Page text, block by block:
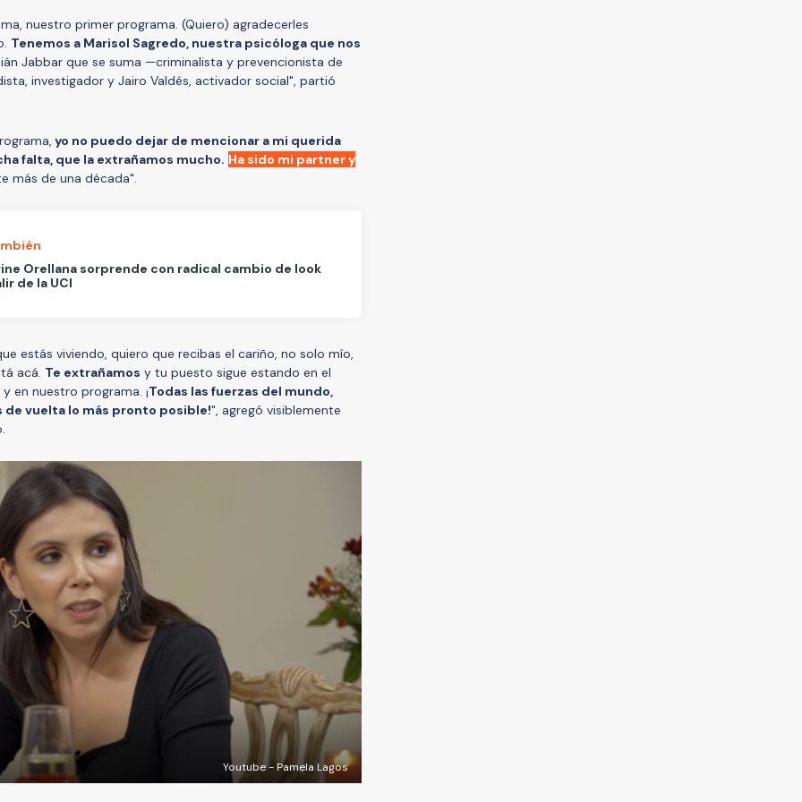
nuestro primer programa. (Quiero) agradecerles
Tenemos a Marisol Sagredo, nuestra psicóloga que nos
Jabbar que se suma —criminalista y prevencionista de
investigador y Jairo Valdés, activador social", partió
yo no puedo dejar de mencionar a mi querida
falta, que la extrañamos mucho. Ha sido mi partner y
más de una década".
Orellana sorprende con radical cambio de look
de la UCI
estás viviendo, quiero que recibas el cariño, no solo mío,
acá. Te extrañamos y tu puesto sigue estando en el
en nuestro programa. ¡Todas las fuerzas del mundo,
vuelta lo más pronto posible!", agregó visiblemente
Youtube - Pamela Lagos